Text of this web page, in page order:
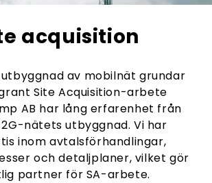
acquisition
av mobilnät grundar
Site Acquisition-arbete
AB har lång erfarenhet från
nätets utbyggnad. Vi har
inom avtalsförhandlingar,
och detaljplaner, vilket gör
partner för SA-arbete.